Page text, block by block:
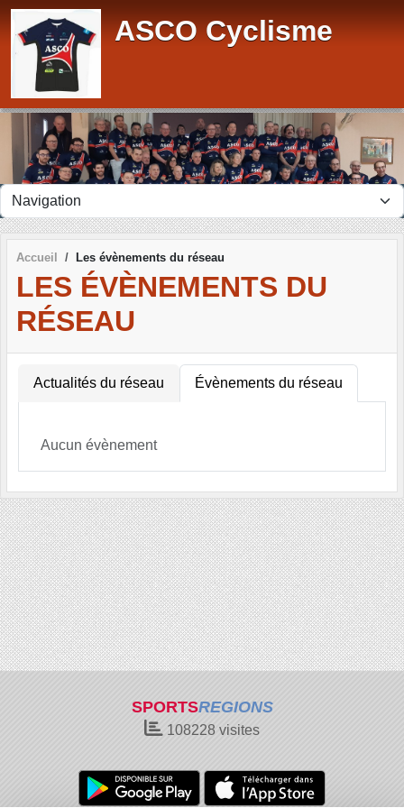
ASCO Cyclisme
Accueil Les évènements du réseau
LES ÉVÈNEMENTS DU
RÉSEAU
Actualités du réseau Évènements du réseau
Aucun évènement
SPORTSREGIONS
108228 visites
Panneau de gestion des cookies